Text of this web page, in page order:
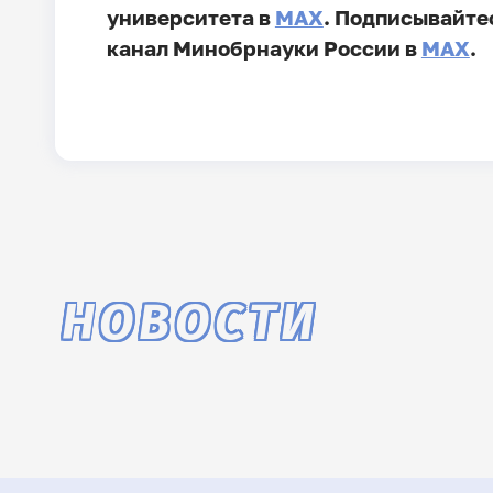
университета в MAX.
канал Минобрнауки России в MAX.
НОВОСТИ